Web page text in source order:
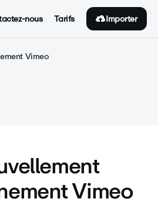
nous Tarifs Importer
Vimeo
Vimeo